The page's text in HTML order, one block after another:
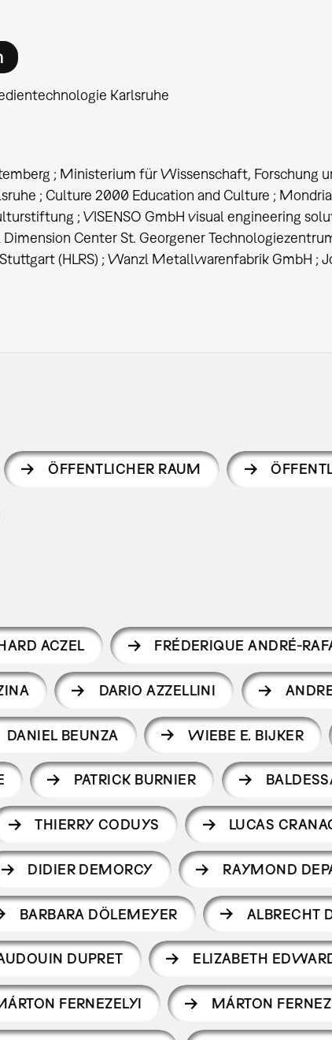
Karlsruhe
; Ministerium für Wissenschaft, Forschung
; Culture 2000 Education and Culture ;
; VISENSO GmbH visual engineering
Center St. Georgener
(HLRS) ; Wanzl Metallwarenfabrik GmbH ;
ÖFFENTLICHER RAUM
ACZEL FRÉDERIQUE ANDRÉ-
DARIO AZZELLINI
DANIEL BEUNZA WIEBE E. BIJKER
PATRICK BURNIER
THIERRY CODUYS LUCAS
DIDIER DEMORCY RAYMOND
BARBARA DÖLEMEYER ALBRECHT
DUPRET ELIZABETH
FERNEZELYI MÁRTON